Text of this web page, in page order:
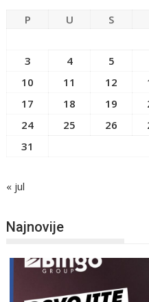
P U S
3
4 5
10
11 12
17
18 19
24
25 26
31
« jul
Najnovije